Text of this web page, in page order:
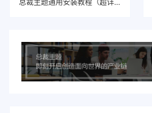
总裁主题通用安装教程（超详细，新手也能独立完成）